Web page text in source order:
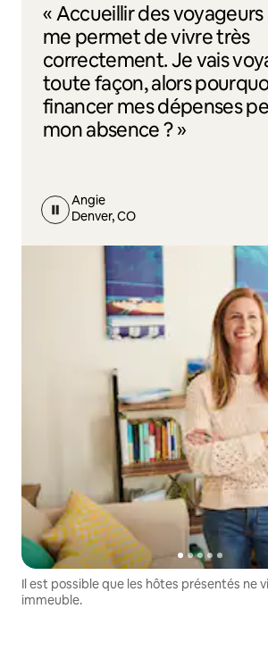
« Accueillir des
me permet de vivre très
correctement. Je vais
toute façon, alors
financer mes dépenses
mon absence ? »
Angie
Denver, CO
Il est possible que les hôtes présentés ne
immeuble.